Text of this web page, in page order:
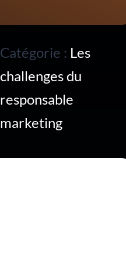
Catégorie : Les
challenges du
responsable
marketing